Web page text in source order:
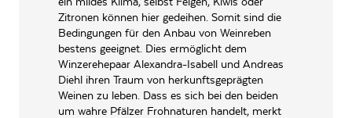
Zitronen können hier gedeihen. Somit sind die
Bedingungen für den Anbau von Weinreben
bestens geeignet. Dies ermöglicht dem
Winzerehepaar Alexandra-Isabell und Andreas
Diehl ihren Traum von herkunftsgeprägten
Weinen zu leben. Dass es sich bei den beiden
um wahre Pfälzer Frohnaturen handelt, merkt